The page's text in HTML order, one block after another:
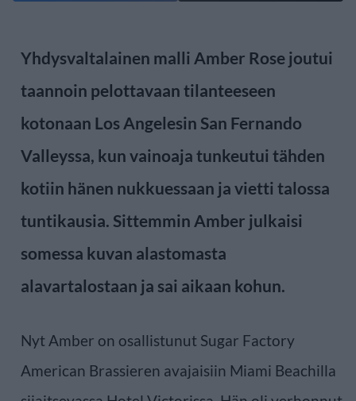
Yhdysvaltalainen malli Amber Rose joutui
taannoin pelottavaan tilanteeseen
kotonaan Los Angelesin San Fernando
Valleyssa, kun vainoaja tunkeutui tähden
kotiin hänen nukkuessaan ja vietti talossa
tuntikausia. Sittemmin Amber julkaisi
somessa kuvan alastomasta
alavartalostaan ja sai aikaan kohun.
Nyt Amber on osallistunut Sugar Factory
American Brassieren avajaisiin Miami Beachilla